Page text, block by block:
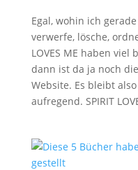
Egal, wohin ich
verwerfe, lösche,
LOVES ME haben
dann ist da ja noch
Website. Es bleibt
aufregend. SPIRIT